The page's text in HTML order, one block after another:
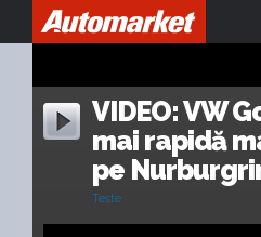
VIDEO: VW
mai rapidă
pe
Teste